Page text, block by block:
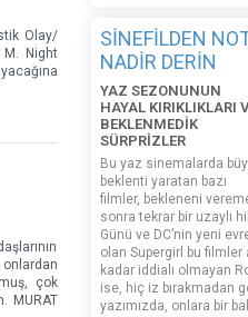
Olay/
M. Night
onlardan
çok
MURAT
SİNEFİLDEN
NADİR DERİN
YAZ SEZONUNUN
HAYAL KIRIKLIKLARI
BEKLENMEDİK
SÜRPRİZLER
Bu yaz sinemalarda
beklenti yaratan bazı
filmler, bekleneni
sonra tekrar bir uzaylı
Günü ve DC’nin yeni
olan Supergirl bu filmler
kadar iddialı olmayan
ise, hiç iz bırakmadan
yazımızda, onlara bir